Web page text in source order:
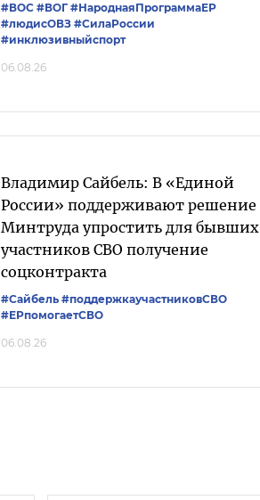
#ВОС #ВОГ #НароднаяПрограммаЕР
#людисОВЗ #СилаРоссии
#инклюзивныйспорт
06.08.26
Владимир Сайбель: В «Единой
России» поддерживают решение
Минтруда упростить для бывших
участников СВО получение
соцконтракта
#Сайбель #поддержкаучастниковСВО
#ЕРпомогаетСВО
06.08.26